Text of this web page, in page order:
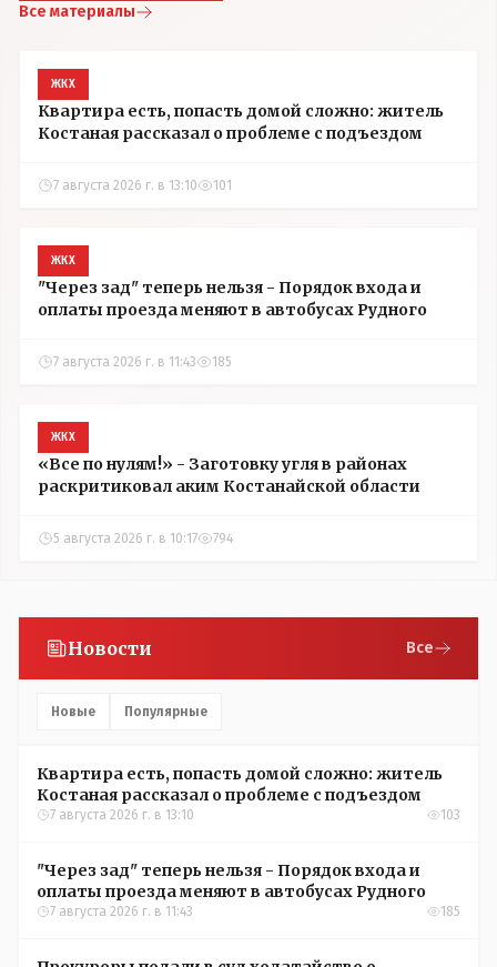
Все материалы
ЖКХ
Квартира есть, попасть домой сложно: житель
Костаная рассказал о проблеме с подъездом
7 августа 2026 г. в 13:10 101
ЖКХ
"Через зад" теперь нельзя - Порядок входа и
оплаты проезда меняют в автобусах Рудного
7 августа 2026 г. в 11:43 185
ЖКХ
«Все по нулям!» - Заготовку угля в районах
раскритиковал аким Костанайской области
5 августа 2026 г. в 10:17 794
Новости Все
Новые Популярные
Квартира есть, попасть домой сложно: житель
Костаная рассказал о проблеме с подъездом
7 августа 2026 г. в 13:10 103
"Через зад" теперь нельзя - Порядок входа и
оплаты проезда меняют в автобусах Рудного
7 августа 2026 г. в 11:43 185